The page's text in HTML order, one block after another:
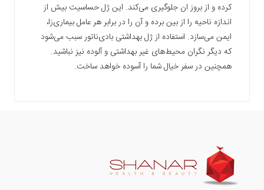
کرده و از بروز ان جلوگیری می‌کند. این ژل حساسیت بیش از
اندازه ناحیه را از بین برده و آن را در برابر هر عامل بیماری‌زا،
ایمن می‌سازد. استفاده از ژل بهداشتی بادی‌ناتور سبب می‌شود
که دیگر نگران محیط‌های غیر بهداشتی و آلوده نیز نباشید.
همچنین در سفر خیال شما را آسوده خواهد ساخت.